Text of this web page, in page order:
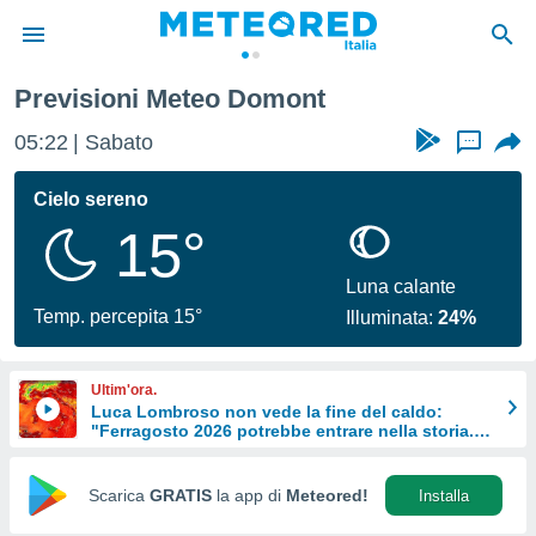
di
per
le
di
Web
Previsioni Meteo Domont
05:22 Sabato ...
Cielo sereno
15°
Temp. percepita 15°
Luna calante
Illuminata:24%
Ultim'ora.
Luca Lombroso non vede la fine del caldo:
"Ferragosto 2026 potrebbe entrare nella storia.
Scarica GRATIS la app di Meteored! Installa